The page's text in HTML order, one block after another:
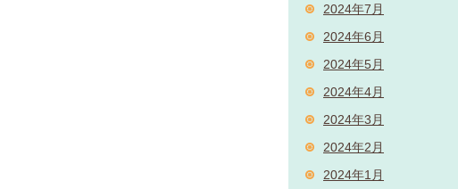
2024年7月
2024年6月
2024年5月
2024年4月
2024年3月
2024年2月
2024年1月